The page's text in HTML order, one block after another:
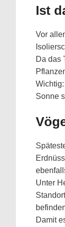
Ist
Vor
Da das
Sonne
Unter
Damit